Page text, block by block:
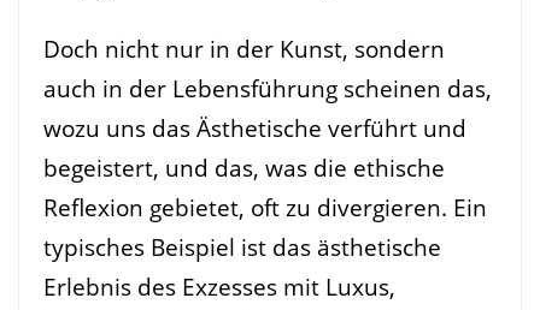
Doch nicht nur in der Kunst, sondern
auch in der Lebensführung scheinen das,
wozu uns das Ästhetische verführt und
begeistert, und das, was die ethische
Reflexion gebietet, oft zu divergieren. Ein
typisches Beispiel ist das ästhetische
Erlebnis des Exzesses mit Luxus,